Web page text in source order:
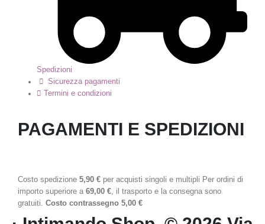
Spedizioni
Sicurezza pagamenti
Termini e condizioni
PAGAMENTI E SPEDIZIONI
Costo spedizione 5,90 € per acquisti singoli e multipli Per ordini di
importo superiore a 69,00 € , il trasporto e la consegna sono
gratuiti. Costo contrassegno 5,00 €